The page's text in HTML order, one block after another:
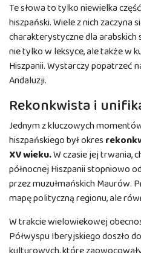
Te słowa to tylko niewielka
hiszpański. Wiele z nich zaczyna
charakterystyczne dla arabskich
nie tylko w leksyce, ale także w
Hiszpanii. Wystarczy popatrzeć
Andaluzji.
Rekonkwista i
Jednym z kluczowych
hiszpańskiego był okres
XV wieku.W czasie jej trwania,
północnej Hiszpanii stopniowo
przez muzułmańskich Maurów.
mapę polityczną regionu, ale
W trakcie wielowiekowej
Półwyspu Iberyjskiego doszło